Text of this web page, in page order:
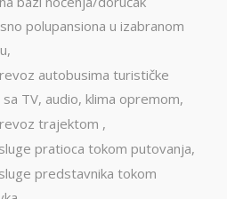
polupansiona u izabranom
autobusima turističke
sa TV, audio, klima opremom,
trajektom ,
pratioca tokom putovanja,
predstavnika tokom